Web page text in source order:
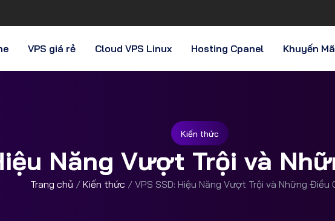
VPS giá rẻ Cloud VPS Linux Hosting Cpanel Khuyến
Kiến thức
Năng Vượt Trội và
Trang chủ / Kiến thức / VPS SSD: Hiệu Năng Vượt Trội và Những Điều